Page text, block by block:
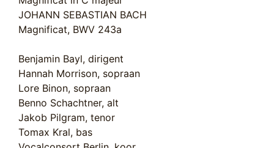
JOHANN SEBASTIAN BACH
Magnificat, BWV 243a
Benjamin Bayl, dirigent
Hannah Morrison, sopraan
Lore Binon, sopraan
Benno Schachtner, alt
Jakob Pilgram, tenor
Tomax Kral, bas